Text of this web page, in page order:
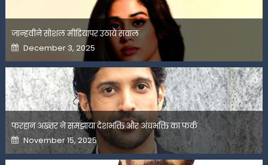
जान्हवीने सोशल मीडियापर उठाये सवाल
Posted
on
December 3, 2025
फरहान अख्तर ने समझाया देशभक्ति और अंधभक्ति का फर्क
Posted
on
November 15, 2025